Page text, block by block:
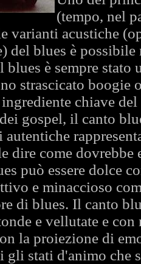
(tempo, nel
varianti acustiche
del blues è
blues è sempre stato
strascicato boogie
chiave
gospel, il canto
autentiche
dire come dovrebbe
può essere dolce
e minaccioso
di blues. Il canto
e vellutate e con
la proiezione di
gli stati d'animo che